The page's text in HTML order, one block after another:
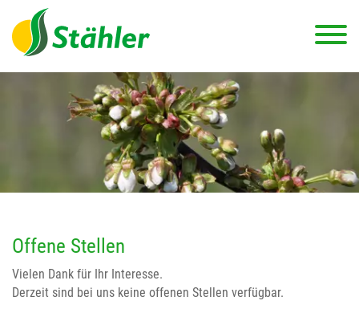
Offene Stellen
Vielen Dank für Ihr Interesse.
Derzeit sind bei uns keine offenen Stellen verfügbar.